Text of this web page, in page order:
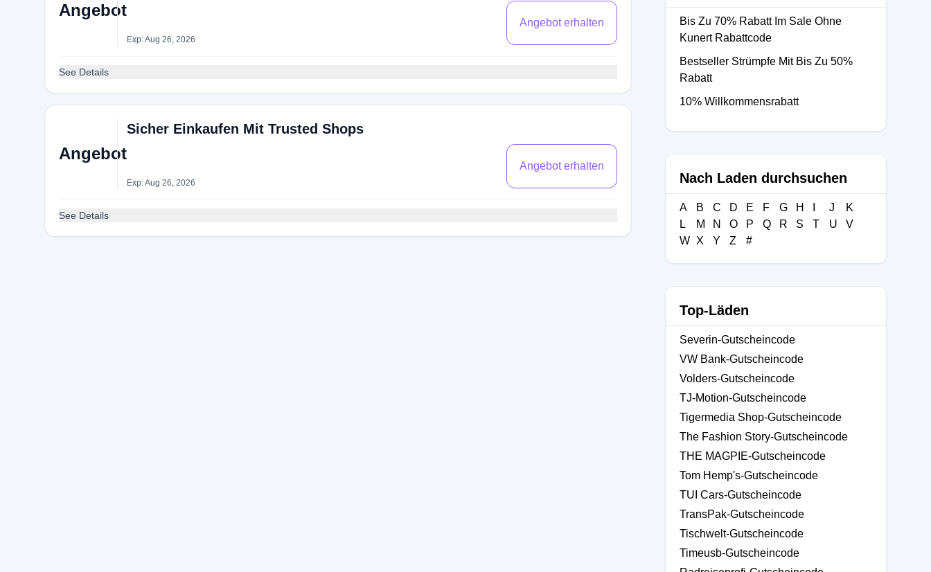
Angebot
Exp: Aug 26, 2026
Angebot erhalten
See Details
Angebot
Sicher Einkaufen Mit Trusted Shops
Exp: Aug 26, 2026
Angebot erhalten
See Details
Bis Zu 70% Rabatt Im Sale Ohne
Kunert Rabattcode
Bestseller Strümpfe Mit Bis Zu 50%
Rabatt
10% Willkommensrabatt
Nach Laden durchsuchen
A B C D E F G H J
K
L
M N O P Q R S T U
V
W X Y Z #
Top-Läden
Severin-Gutscheincode
VW Bank-Gutscheincode
Volders-Gutscheincode
TJ-Motion-Gutscheincode
Tigermedia Shop-Gutscheincode
The Fashion Story-Gutscheincode
THE MAGPIE-Gutscheincode
Tom Hemp's-Gutscheincode
TUI Cars-Gutscheincode
TransPak-Gutscheincode
Tischwelt-Gutscheincode
Timeusb-Gutscheincode